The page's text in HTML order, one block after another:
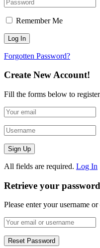
Remember Me
Forgotten Password?
Create New Account!
Fill the forms below to register
All fields are required. Log In
Retrieve your password
Please enter your username